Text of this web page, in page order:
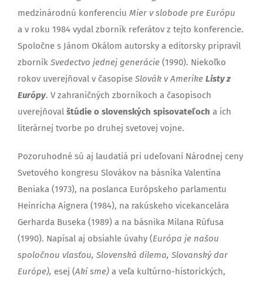
medzinárodnú konferenciu Mier v slobode pre Európu
a v roku 1984 vydal zborník referátov z tejto konferencie.
Spoločne s Jánom Okálom autorsky a editorsky pripravil
zborník Svedectvo jednej generácie (1990). Niekoľko
rokov uverejňoval v časopise Slovák v Amerike Listy z
Európy. V zahraničných zborníkoch a časopisoch
uverejňoval štúdie o slovenských spisovateľoch a ich
literárnej tvorbe po druhej svetovej vojne.
Pozoruhodné sú aj laudatiá pri udeľovaní Národnej ceny
Svetového kongresu Slovákov na básnika Valentína
Beniaka (1973), na poslanca Európskeho parlamentu
Heinricha Aignera (1984), na rakúskeho vicekancelára
Gerharda Buseka (1989) a na básnika Milana Rúfusa
(1990). Napísal aj obsiahle úvahy (Európa je našou
spoločnou vlasťou, Slovenská dilema, Slovanský dar
Európe), esej (Akí sme) a veľa kultúrno-historických,